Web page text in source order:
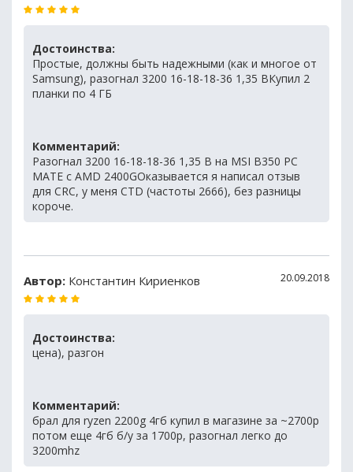
Достоинства:
Простые, должны быть надежными (как и многое от
Samsung), разогнал 3200 16-18-18-36 1,35 ВКупил 2
планки по 4 ГБ
Комментарий:
Разогнал 3200 16-18-18-36 1,35 В на MSI B350 PC
MATE с AMD 2400GОказывается я написал отзыв
для CRC, у меня CTD (частоты 2666), без разницы
короче.
Автор: Константин Кириенков 20.09.2018
Достоинства:
цена), разгон
Комментарий:
брал для ryzen 2200g 4гб купил в магазине за ~2700р
потом еще 4гб б/у за 1700р, разогнал легко до
3200mhz